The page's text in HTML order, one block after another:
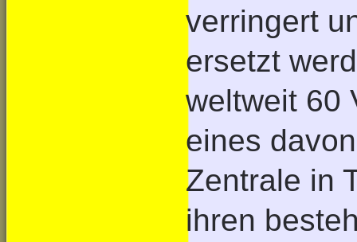
verringert
ersetzt
weltweit 60
eines
Zentrale in
ihren